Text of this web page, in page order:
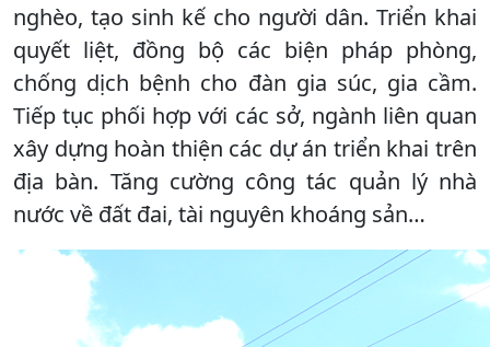
nghèo, tạo sinh kế cho người dân. Triển khai
quyết liệt, đồng bộ các biện pháp phòng,
chống dịch bệnh cho đàn gia súc, gia cầm.
Tiếp tục phối hợp với các sở, ngành liên quan
xây dựng hoàn thiện các dự án triển khai trên
địa bàn. Tăng cường công tác quản lý nhà
nước về đất đai, tài nguyên khoáng sản…